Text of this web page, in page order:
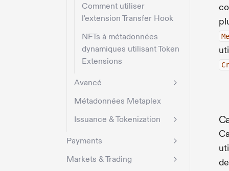
Comment utiliser
l'extension Transfer Hook
NFTs à métadonnées
dynamiques utilisant Token
Extensions
Avancé
Métadonnées Metaplex
Issuance & Tokenization
Payments
Markets & Trading